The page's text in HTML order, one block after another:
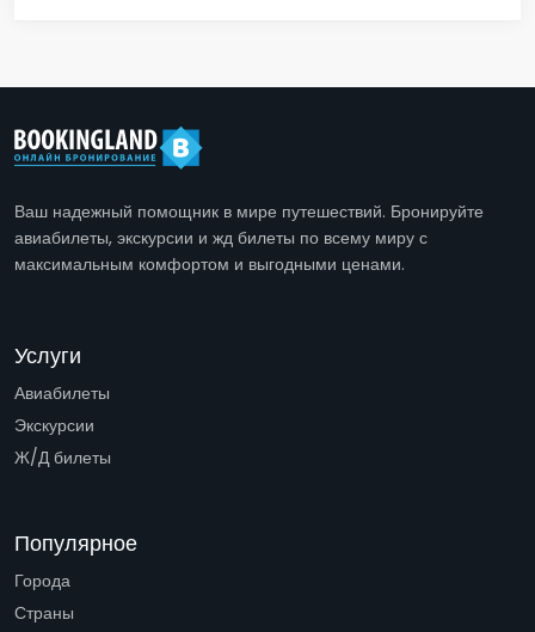
Ваш надежный помощник в мире путешествий. Бронируйте
авиабилеты, экскурсии и жд билеты по всему миру с
максимальным комфортом и выгодными ценами.
Услуги
Авиабилеты
Экскурсии
Ж/Д билеты
Популярное
Города
Страны